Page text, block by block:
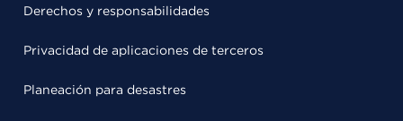
Derechos y responsabilidades
Privacidad de aplicaciones de terceros
Planeación para desastres